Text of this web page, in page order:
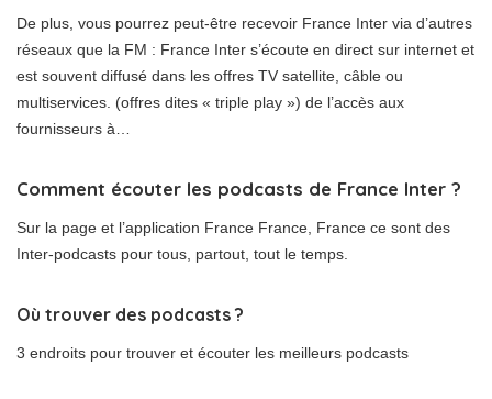
De plus, vous pourrez peut-être recevoir France Inter via d’autres
réseaux que la FM : France Inter s’écoute en direct sur internet et
est souvent diffusé dans les offres TV satellite, câble ou
multiservices. (offres dites « triple play ») de l’accès aux
fournisseurs à…
Comment écouter les podcasts de France Inter ?
Sur la page et l’application France France, France ce sont des
Inter-podcasts pour tous, partout, tout le temps.
Où trouver des podcasts ?
3 endroits pour trouver et écouter les meilleurs podcasts